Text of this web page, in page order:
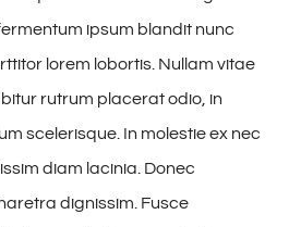
ipsum blandit nunc
lorem lobortis. Nullam vitae
rutrum placerat odio, in
scelerisque. In molestie ex nec
diam lacinia. Donec
dignissim. Fusce